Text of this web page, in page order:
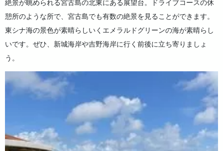
絶景が眺められる宮古島の北東にある展望台。ドライブコースの休
憩所のような所で、宮古島でも有数の絶景を見ることができます。
東シナ海の景色が素晴らしいくエメラルドグリーンの海が素晴らし
いです。ぜひ、新城海岸や吉野海岸に行く前後に立ち寄りましょ
う。